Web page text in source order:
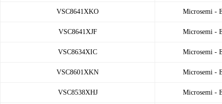
VSC8641XKO Microsemi -
VSC8641XJF Microsemi -
VSC8634XIC Microsemi -
VSC8601XKN Microsemi -
VSC8538XHJ Microsemi -